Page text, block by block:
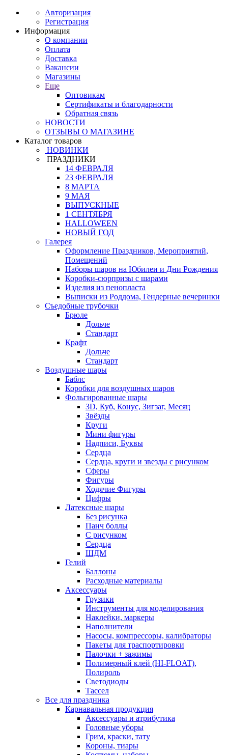
Авторизация
Регистрация
Информация
О компании
Оплата
Доставка
Вакансии
Магазины
Еще
Оптовикам
Сертификаты и благодарности
Обратная связь
НОВОСТИ
ОТЗЫВЫ О МАГАЗИНЕ
Каталог товаров
НОВИНКИ
ПРАЗДНИКИ
14 ФЕВРАЛЯ
23 ФЕВРАЛЯ
8 МАРТА
9 МАЯ
ВЫПУСКНЫЕ
1 СЕНТЯБРЯ
HALLOWEEN
НОВЫЙ ГОД
Галерея
Оформление Праздников, Мероприятий,
Помещений
Наборы шаров на Юбилеи и Дни Рождения
Коробки-сюрпризы с шарами
Изделия из пенопласта
Выписки из Роддома, Гендерные вечеринки
Съедобные трубочки
Брюле
Дольче
Стандарт
Крафт
Дольче
Стандарт
Воздушные шары
Баблс
Коробки для воздушных шаров
Фольгированные шары
3D, Куб, Конус, Зигзаг, Месяц
Звёзды
Круги
Мини фигуры
Надписи, Буквы
Сердца
Сердца, круги и звезды с рисунком
Сферы
Фигуры
Ходячие Фигуры
Цифры
Латексные шары
Без рисунка
Панч боллы
С рисунком
Сердца
ШДМ
Гелий
Баллоны
Расходные материалы
Аксессуары
Грузики
Инструменты для моделирования
Наклейки, маркеры
Наполнители
Насосы, компрессоры, калибраторы
Пакеты для траспортировки
Палочки + зажимы
Полимерный клей (HI-FLOAT),
Полироль
Светодиоды
Тассел
Все для праздника
Карнавальная продукция
Аксессуары и атрибутика
Головные уборы
Грим, краски, тату
Короны, тиары